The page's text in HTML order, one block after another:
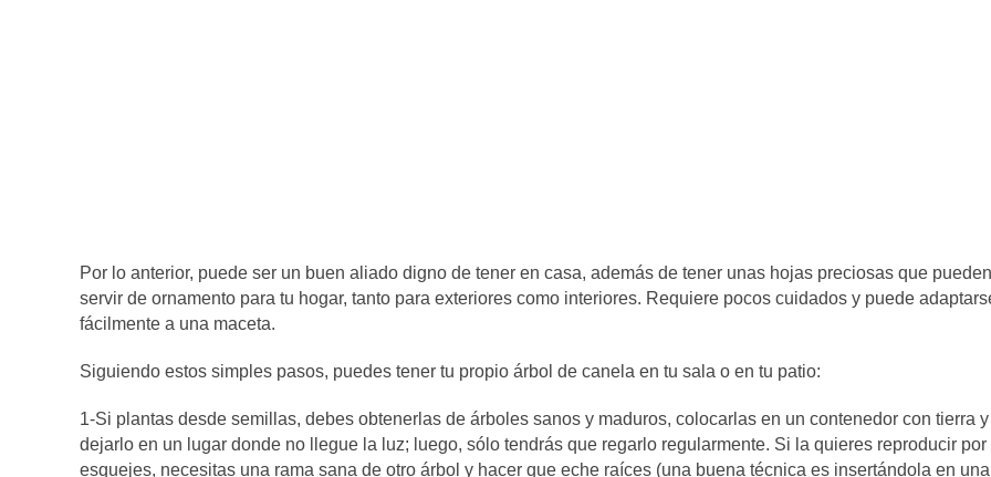
Por lo anterior, puede ser un buen aliado digno de tener en casa, además de tener unas hojas preciosas que pueden
servir de ornamento para tu hogar, tanto para exteriores como interiores. Requiere pocos cuidados y puede
fácilmente a una maceta.
Siguiendo estos simples pasos, puedes tener tu propio árbol de canela en tu sala o en tu patio:
1-Si plantas desde semillas, debes obtenerlas de árboles sanos y maduros, colocarlas en un contenedor con tierra y
dejarlo en un lugar donde no llegue la luz; luego, sólo tendrás que regarlo regularmente. Si la quieres reproducir por
esquejes, necesitas una rama sana de otro árbol y hacer que eche raíces (una buena técnica es insertándola en una